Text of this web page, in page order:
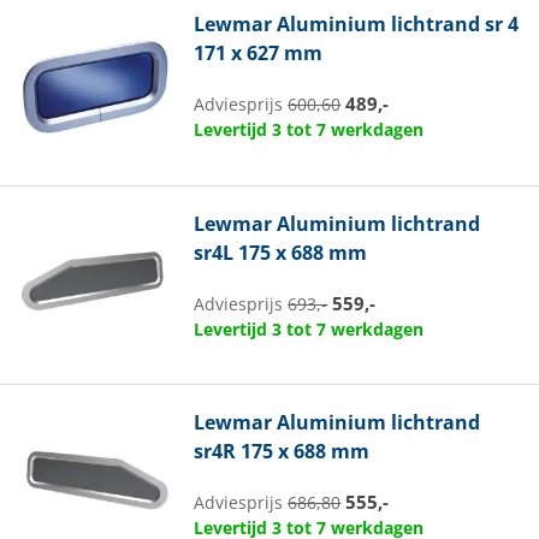
LewmarAluminium lichtrand sr 4
171 x 627 mm
Adviesprijs600,60 489,-
Levertijd 3 tot 7 werkdagen
LewmarAluminium lichtrand
sr4L 175 x 688 mm
Adviesprijs693,- 559,-
Levertijd 3 tot 7 werkdagen
LewmarAluminium lichtrand
sr4R 175 x 688 mm
Adviesprijs686,80 555,-
Levertijd 3 tot 7 werkdagen